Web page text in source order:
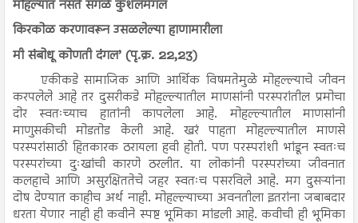
मोहल्यात नसते सगळे कुशलमंगल
किरकोळ करणावरून उसळलेल्या हाणामारीला
मी संबोधू कोणती दंगल’ (पृ.क्र. 22,23)
एकीकडे सामाजिक आणि आर्थिक विषमतेमुळे मोहल्ल्याचे जीवन
करपलेले आहे तर दुसरीकडे मोहल्ल्यातील माणसांनी परस्परांतील प्रमोचा
दोर स्वतःच्याच हातांनी कापलेला आहे. मोहल्ल्यातील माणसांनी
माणुसकीची मोडतोड केली आहे. खरं पाहता मोहल्ल्यातील माणसे
परस्परांसाठी हितकारक ठरायला हवी होती. पण परस्परांशी भांडून स्वतःच
परस्परांच्या दुःखांची कारणे ठरलीत. या लोकांनी परस्परांच्या जीवनात
कलहाचे आणि असुरक्षिततेचे जहर स्वतःच पसरविले आहे. मग दुसऱ्यांना
दोष देण्यात काहीच अर्थ नाही. मोहल्ल्याच्या अवनतीला इतरांना जबाबदार
धरता येणार नाही ही कवीने स्पष्ट भूमिका मांडली आहे. कवीची ही भूमिका